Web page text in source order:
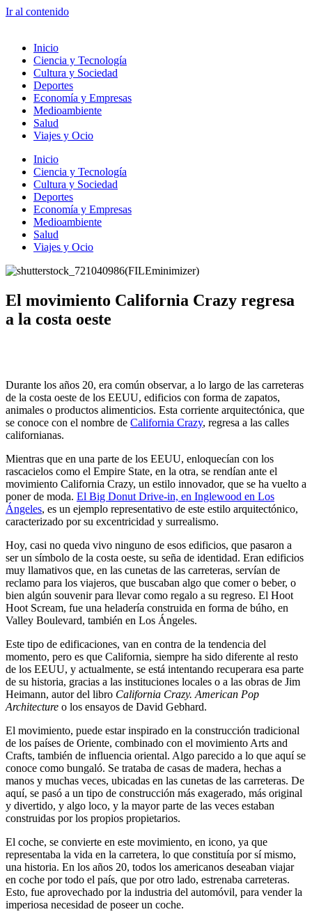
Ir al contenido
Inicio
Ciencia y Tecnología
Cultura y Sociedad
Deportes
Economía y Empresas
Medioambiente
Salud
Viajes y Ocio
Inicio
Ciencia y Tecnología
Cultura y Sociedad
Deportes
Economía y Empresas
Medioambiente
Salud
Viajes y Ocio
El movimiento California Crazy regresa
a la costa oeste
Durante los años 20, era común observar, a lo largo de las carreteras
de la costa oeste de los EEUU, edificios con forma de zapatos,
animales o productos alimenticios. Esta corriente arquitectónica, que
se conoce con el nombre de California Crazy, regresa a las calles
californianas.
Mientras que en una parte de los EEUU, enloquecían con los
rascacielos como el Empire State, en la otra, se rendían ante el
movimiento California Crazy, un estilo innovador, que se ha vuelto a
poner de moda. El Big Donut Drive-in, en Inglewood en Los
Ángeles, es un ejemplo representativo de este estilo arquitectónico,
caracterizado por su excentricidad y surrealismo.
Hoy, casi no queda vivo ninguno de esos edificios, que pasaron a
ser un símbolo de la costa oeste, su seña de identidad. Eran edificios
muy llamativos que, en las cunetas de las carreteras, servían de
reclamo para los viajeros, que buscaban algo que comer o beber, o
bien algún souvenir para llevar como regalo a su regreso. El Hoot
Hoot Scream, fue una heladería construida en forma de búho, en
Valley Boulevard, también en Los Ángeles.
Este tipo de edificaciones, van en contra de la tendencia del
momento, pero es que California, siempre ha sido diferente al resto
de los EEUU, y actualmente, se está intentando recuperara esa parte
de su historia, gracias a las instituciones locales o a las obras de Jim
Heimann, autor del libro California Crazy. American Pop
Architecture o los ensayos de David Gebhard.
El movimiento, puede estar inspirado en la construcción tradicional
de los países de Oriente, combinado con el movimiento Arts and
Crafts, también de influencia oriental. Algo parecido a lo que aquí se
conoce como bungaló. Se trataba de casas de madera, hechas a
manos y muchas veces, ubicadas en las cunetas de las carreteras. De
aquí, se pasó a un tipo de construcción más exagerado, más original
y divertido, y algo loco, y la mayor parte de las veces estaban
construidas por los propios propietarios.
El coche, se convierte en este movimiento, en icono, ya que
representaba la vida en la carretera, lo que constituía por sí mismo,
una historia. En los años 20, todos los americanos deseaban viajar
en coche por todo el país, que por otro lado, estrenaba carreteras.
Esto, fue aprovechado por la industria del automóvil, para vender la
imperiosa necesidad de poseer un coche.